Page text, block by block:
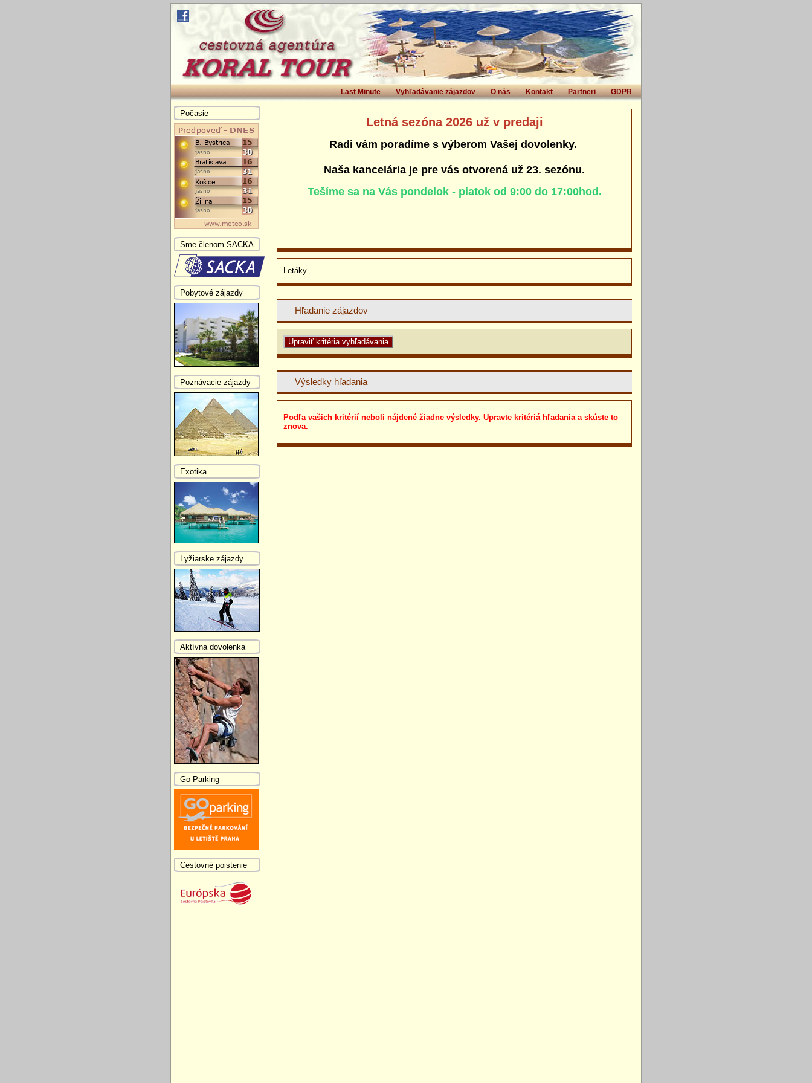
GDPR
Partneri
Kontakt
O nás
Vyhľadávanie zájazdov
Last Minute
Letná sezóna 2026 už v predaji
Radi vám poradíme s výberom Vašej dovolenky.
Naša kancelária je pre vás otvorená už 23. sezónu.
Tešíme sa na Vás pondelok - piatok od 9:00 do 17:00hod.
Letáky
Hľadanie zájazdov
Výsledky hľadania
Podľa vašich kritérií neboli nájdené žiadne výsledky. Upravte kritériá hľadania a skúste to
znova.
Počasie
Sme členom SACKA
Pobytové zájazdy
Poznávacie zájazdy
Exotika
Lyžiarske zájazdy
Aktívna dovolenka
Go Parking
Cestovné poistenie